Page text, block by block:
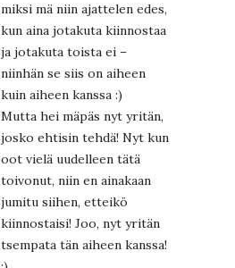
miksi mä niin ajattelen edes,
kun aina jotakuta kiinnostaa
ja jotakuta toista ei –
niinhän se siis on aiheen
kuin aiheen kanssa :)
Mutta hei mäpäs nyt yritän,
josko ehtisin tehdä! Nyt kun
oot vielä uudelleen tätä
toivonut, niin en ainakaan
jumitu siihen, etteikö
kiinnostaisi! Joo, nyt yritän
tsempata tän aiheen kanssa!